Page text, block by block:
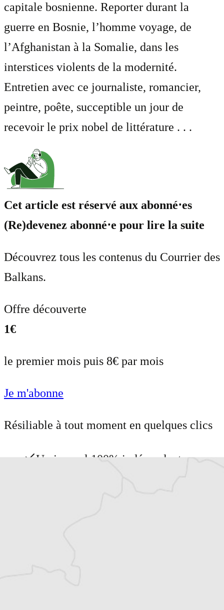
capitale bosnienne. Reporter durant la
guerre en Bosnie, l’homme voyage, de
l’Afghanistan à la Somalie, dans les
interstices violents de la modernité.
Entretien avec ce journaliste, romancier,
peintre, poête, succeptible un jour de
recevoir le prix nobel de littérature . . .
Cet article est réservé aux abonné⋅es
(Re)devenez abonné⋅e pour lire la suite
Découvrez tous les contenus du Courrier des
Balkans.
Offre découverte
1€
le premier mois puis 8€ par mois
Je m'abonne
Résiliable à tout moment en quelques clics
Un journal 100% indépendant